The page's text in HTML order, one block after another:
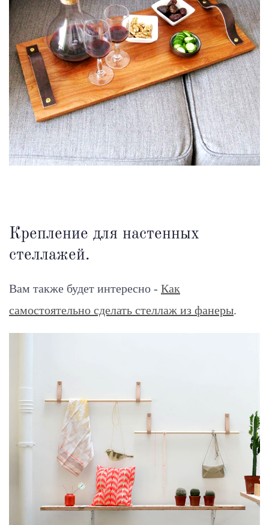
Крепление для настенных
стеллажей.
Вам также будет интересно - Как
самостоятельно сделать стеллаж из фанеры.